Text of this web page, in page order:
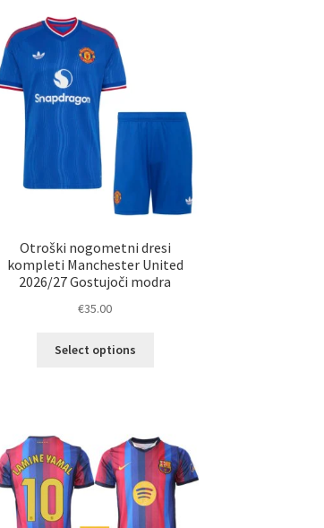
izdelka
Otroški nogometni dresi
kompleti Manchester United
2026/27 Gostujoči modra
€35.00
Select options
Možnosti
lahko
izberete
na
strani